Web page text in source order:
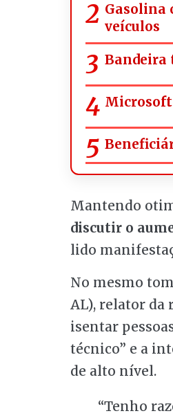
Gasolina
veículos
Bandeira
Microsoft
Mantendo
discutir o
lido
No mesmo
AL), relator da
isentar
técnico” e a
de alto nível.
“Tenho